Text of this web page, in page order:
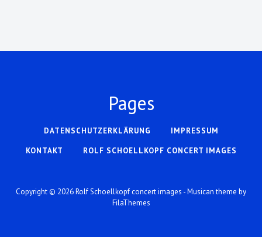
Pages
DATENSCHUTZERKLÄRUNG
IMPRESSUM
KONTAKT
ROLF SCHOELLKOPF CONCERT IMAGES
Copyright © 2026Rolf Schoellkopf concert images - Musican theme by
FilaThemes